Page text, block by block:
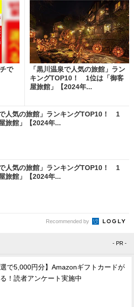
で
「黒川温泉で人気の旅館」ラン
キングTOP10！ 1位は「御客
屋旅館」【2024年...
で人気の旅館」ランキングTOP10！ 1
旅館」【2024年...
で人気の旅館」ランキングTOP10！ 1
旅館」【2024年...
Recommended by
- PR -
選で5,000円分】Amazonギフトカードが
！読者アンケート実施中